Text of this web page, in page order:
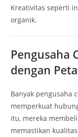
Kreativitas seperti
organik.
Pengusaha
dengan
Banyak pengusaha
memperkuat
itu, mereka
memastikan